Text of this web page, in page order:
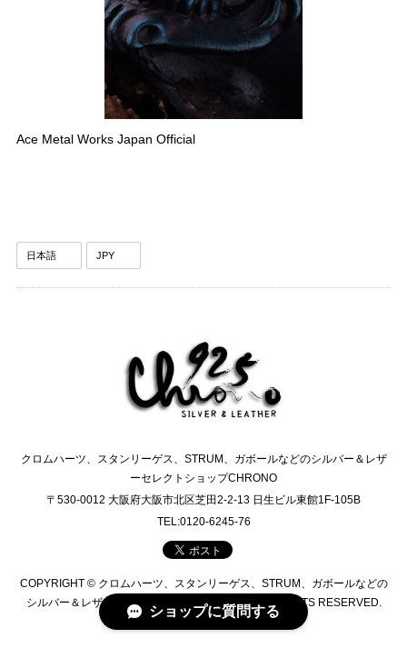
Ace Metal Works Japan Official
クロムハーツ、スタンリーゲス、STRUM、ガボールなどのシルバー＆レザ
ーセレクトショップCHRONO
〒530-0012 大阪府大阪市北区芝田2-2-13 日生ビル東館1F-105B
TEL:0120-6245-76
COPYRIGHT © クロムハーツ、スタンリーゲス、STRUM、ガボールなどの
シルバー＆レザーセレクトショップCHRONO ALL RIGHTS RESERVED.
ショップに質問する